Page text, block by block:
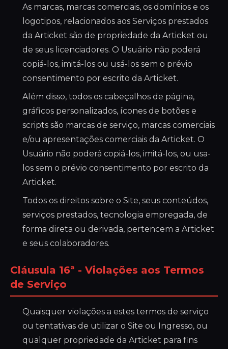
As marcas, marcas comerciais, os domínios e os
logotipos, relacionados aos Serviços prestados
da Articket são de propriedade da Articket ou
de seus licenciadores. O Usuário não poderá
copiá-los, imitá-los ou usá-los sem o prévio
consentimento por escrito da Articket.
Além disso, todos os cabeçalhos de página,
gráficos personalizados, ícones de botões e
scripts são marcas de serviço, marcas comerciais
e/ou apresentações comerciais da Articket. O
Usuário não poderá copiá-los, imitá-los, ou usa-
los sem o prévio consentimento por escrito da
Articket.
Todos os direitos sobre o Site, seus conteúdos,
serviços prestados, tecnologia empregada, de
forma direta ou derivada, pertencem a Articket
e seus colaboradores.
Cláusula 16ª - Violações aos Termos
de Serviço
Quaisquer violações a estes termos de serviço
ou tentativas de utilizar o Site ou Ingresso, ou
qualquer propriedade da Articket para fins